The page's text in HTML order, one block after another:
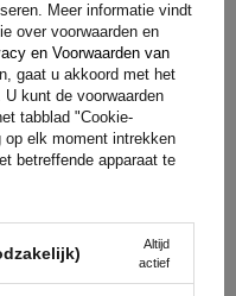
van
Meer informatie vindt
over voorwaarden en
en Voorwaarden van
gaat u akkoord met het
kunt de voorwaarden
tabblad "Cookie-
elk moment intrekken
betreffende apparaat te
Altijd
actief